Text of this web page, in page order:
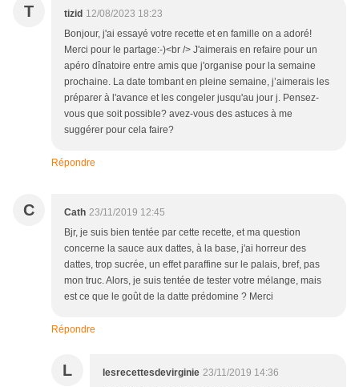
T tizid 12/08/2023 18:23
Bonjour, j'ai essayé votre recette et en famille on a adoré!
Merci pour le partage:-)<br /> J'aimerais en refaire pour un
apéro dînatoire entre amis que j'organise pour la semaine
prochaine. La date tombant en pleine semaine, j’aimerais les
préparer à l'avance et les congeler jusqu'au jour j. Pensez-
vous que soit possible? avez-vous des astuces à me
suggérer pour cela faire?
Répondre
C Cath 23/11/2019 12:45
Bjr, je suis bien tentée par cette recette, et ma question
concerne la sauce aux dattes, à la base, j'ai horreur des
dattes, trop sucrée, un effet paraffine sur le palais, bref, pas
mon truc. Alors, je suis tentée de tester votre mélange, mais
est ce que le goût de la datte prédomine ? Merci
Répondre
L lesrecettesdevirginie 23/11/2019 14:36